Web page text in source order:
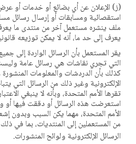
(ز) الإعلان عن أي بضائع أو خدمات أو
استقصائية ومسابقات أو إرسال رسائل
ملف ينشره مستعمل آخر من منتدى ما
يعرف إلى حد ما، أنه لا يمكن توزيعه
يقر المستعمل بأن الرسائل الواردة إلى
التي تجري نقاشات هي رسائل عامة
كذلك بأن الدردشات والمعلومات المنشورة
الإلكترونية وغير ذلك من الرسائل التي
تقرها الأمم المتحدة، وبأنه لا ينبغي
استعرضت هذه الرسائل أو دققت فيها أو
الأمم المتحدة، مهما يكن السبب وبدون
من المستعملين إلى المنتديات، بما في
الرسائل الإلكترونية ولوائح المنشورات.